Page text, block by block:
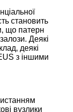
становить
що патерн
Деякі
деякі
з іншими
вузлики